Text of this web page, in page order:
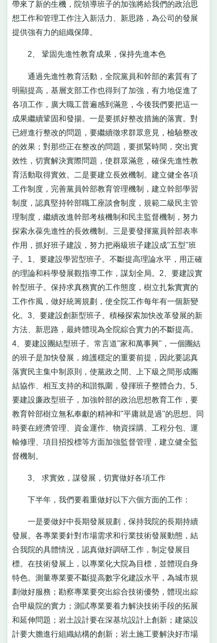
帶來了新的生機，院領導班子的加強將給我們的政治思
想工作和管理工作注入新活力、新思路，為公司的發展
提供強有力的組織保障。
2、 鞏固先進性教育成果，保持先進本色
通過先進性教育活動，全院黨員和幹部的素質有了
明顯提高，基層支部工作也得到了加強，有力地促進了
各項工作，廣大職工普遍感到滿意，今後我們要把這一
成果繼續鞏固和發揚。一是要抓好整改措施的落實。對
已經進行整改的問題，要繼續徵求群眾意見，檢驗整改
的效果；對那些正在整改的問題，要抓緊時間，突出實
效性，切實解決實際問題，使群眾滿意，確保先進性教
育活動取得實效。二是要建立長效機制。建立健全各項
工作制度，完善黨員幹部教育管理機制，建立幹部學習
制度，認真堅持幹部職工座談會制度，規範二級民主管
理制度，繼續改進幹部考核機制和民主監督機制，努力
探索永葆先進性的長效機制。三是要發揮黨員幹部表率
作用，抓好班子建設，努力把兩級班子建設成"五型"班
子。1、要建設學習型班子。不斷提高理論水平，用正確
的理論和科學發展觀指導工作，謀划全局。2、要建設實
幹型班子。保持求真務實的工作態度，樹立扎紮實實的
工作作風，做好統籌規劃，使全院工作每年有一個新變
化。3、要建設創新型班子。積極探索加快改革發展的新
方法、新思路，最終體現為全院綜合實力的不斷提高。
4、要建設團結型班子。常言道"家和萬事興"，一個團結
的班子是加快發展，維護穩定的重要前提，因此要認真
落實民主集中制原則，使黨政之間、上下級之間形成團
結協作、相互支持的和諧氛圍，發揮班子整體合力。5、
要建設廉政型班子，加強幹部的政治思想教育工作，要
教育幹部樹立無私奉獻的精神和"平庸就是過"的思想。同
時要在經濟管理、資金運作、物資採購、工程分包、運
輸修理、項目招投標等方面加強監督管理，建立健全監
督機制。
3、 求實效，謀發展，切實做好各項工作
下半年，我們要着重做好以下六個方面的工作：
一是要做好中長期發展規劃，保持我院的長期持續
發展。各專業要針對市場需求和行業技術發展動態，結
合我院的具體情況，認真做好調研工作，制定發展目
標。在技術發展上，以專業化大院為目標，並體現自身
特色。測量專業要不斷提高數字化建設水平，為城市規
劃做好服務；勘察專業要突出綜合技術優勢，體現出綜
合甲級院的實力；測試專業要着力解決技術手段的拓展
和延伸問題；岩土設計要在深基坑設計上創新；建築設
計要大膽進行組織結構的創新；岩土施工要解決好市場